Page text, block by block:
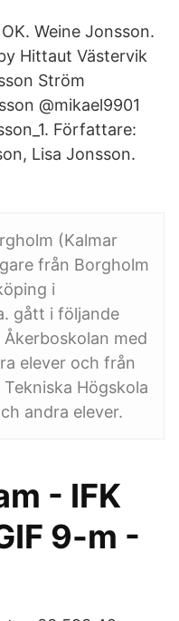
Weine Jonsson.
Hittaut Västervik
Ström
@mikael9901
Författare:
Lisa Jonsson.
(Kalmar
från Borgholm
i
gått i följande
med
elever och från
Högskola
andra elever.
- IFK
9-m -